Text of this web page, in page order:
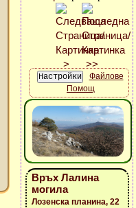
Файлове
Помощ
Връх Лалина
могила
Лозенска планина, 22